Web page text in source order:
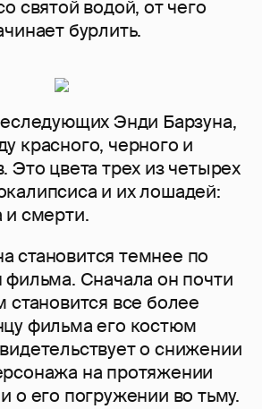
святой водой, от чего
бурлить.
Энди Барзуна,
красного, черного и
Это цвета трех из четырех
и их лошадей:
и смерти.
становится темнее по
фильма. Сначала он почти
становится все более
фильма его костюм
о снижении
на протяжении
о его погружении во тьму.